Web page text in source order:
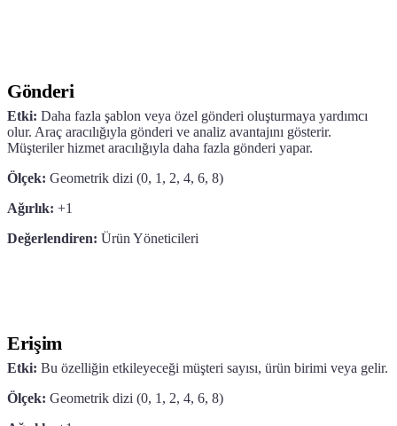
Gönderi
Etki: Daha fazla şablon veya özel gönderi oluşturmaya yardımcı
olur. Araç aracılığıyla gönderi ve analiz avantajını gösterir.
Müşteriler hizmet aracılığıyla daha fazla gönderi yapar.
Ölçek: Geometrik dizi (0, 1, 2, 4, 6, 8)
Ağırlık: +1
Değerlendiren: Ürün Yöneticileri
Erişim
Etki: Bu özelliğin etkileyeceği müşteri sayısı, ürün birimi veya gelir.
Ölçek: Geometrik dizi (0, 1, 2, 4, 6, 8)